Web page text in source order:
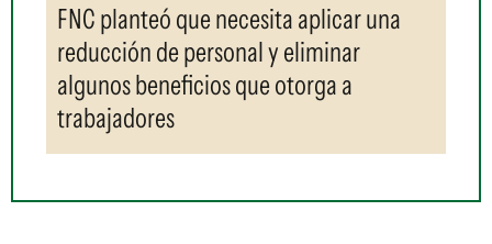
FNC planteó que necesita aplicar una
reducción de personal y eliminar
algunos beneficios que otorga a
trabajadores